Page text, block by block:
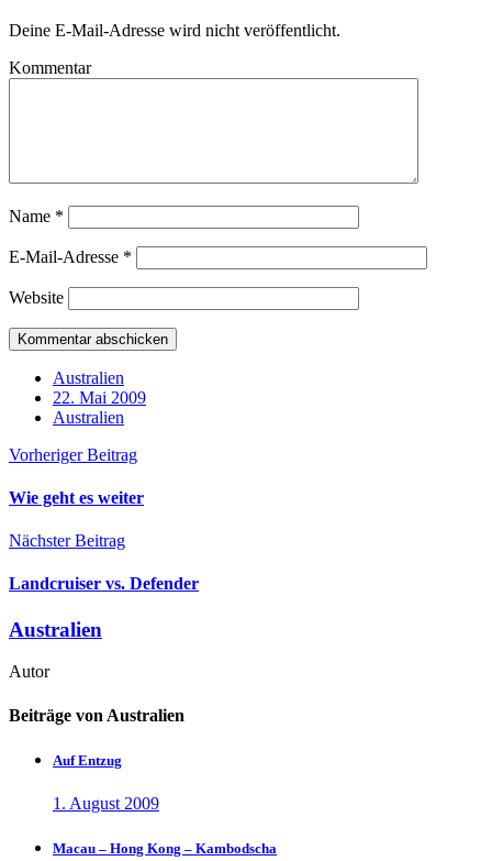
Deine E-Mail-Adresse wird nicht veröffentlicht.
Kommentar
Name *
E-Mail-Adresse *
Website
Australien
22. Mai 2009
Australien
Vorheriger Beitrag
Wie geht es weiter
Nächster Beitrag
Landcruiser vs. Defender
Australien
Autor
Beiträge von Australien
Auf Entzug
1. August 2009
Macau – Hong Kong – Kambodscha